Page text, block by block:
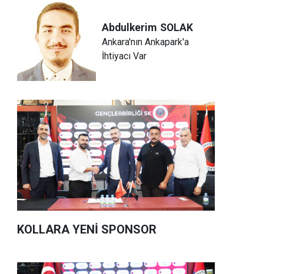
Abdulkerim SOLAK
Ankara'nın Ankapark'a
İhtiyacı Var
KOLLARA YENİ SPONSOR